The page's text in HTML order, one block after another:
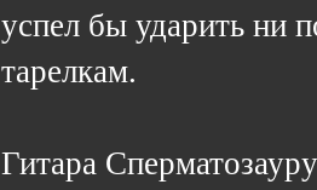
успел бы ударить ни
тарелкам.
Гитара